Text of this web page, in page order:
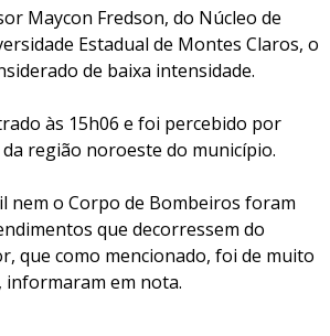
Maycon Fredson, do Núcleo de
Estadual de Montes Claros, o
de baixa intensidade.
às 15h06 e foi percebido por
região noroeste do município.
nem o Corpo de Bombeiros foram
que decorressem do
que como mencionado, foi de muito
informaram em nota.